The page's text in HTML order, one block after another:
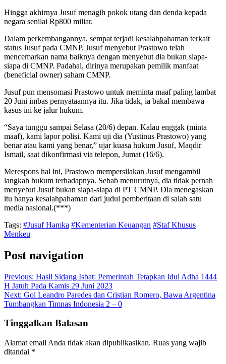
Hingga akhirnya Jusuf menagih pokok utang dan denda kepada
negara senilai Rp800 miliar.
Dalam perkembangannya, sempat terjadi kesalahpahaman terkait
status Jusuf pada CMNP. Jusuf menyebut Prastowo telah
mencemarkan nama baiknya dengan menyebut dia bukan siapa-
siapa di CMNP. Padahal, dirinya merupakan pemilik manfaat
(beneficial owner) saham CMNP.
Jusuf pun mensomasi Prastowo untuk meminta maaf paling lambat
20 Juni imbas pernyataannya itu. Jika tidak, ia bakal membawa
kasus ini ke jalur hukum.
“Saya tunggu sampai Selasa (20/6) depan. Kalau enggak (minta
maaf), kami lapor polisi. Kami uji dia (Yustinus Prastowo) yang
benar atau kami yang benar,” ujar kuasa hukum Jusuf, Maqdir
Ismail, saat dikonfirmasi via telepon, Jumat (16/6).
Merespons hal ini, Prastowo mempersilakan Jusuf mengambil
langkah hukum terhadapnya. Sebab menurutnya, dia tidak pernah
menyebut Jusuf bukan siapa-siapa di PT CMNP. Dia menegaskan
itu hanya kesalahpahaman dari judul pemberitaan di salah satu
media nasional.(***)
Tags: #Jusuf Hamka #Kementerian Keuangan #Staf Khusus
Menkeu
Post navigation
Previous: Hasil Sidang Isbat: Pemerintah Tetapkan Idul Adha 1444
H Jatuh Pada Kamis 29 Juni 2023
Next: Gol Leandro Paredes dan Cristian Romero, Bawa Argentina
Tumbangkan Timnas Indonesia 2 – 0
Tinggalkan Balasan
Alamat email Anda tidak akan dipublikasikan. Ruas yang wajib
ditandai *